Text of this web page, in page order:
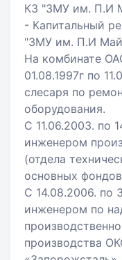
КЗ "ЗМУ им. П.И
- Капитальный
"ЗМУ им. П.И
На комбинате
01.08.1997г по
слесаря по
оборудования.
С 11.06.2003. по
инженером
(отдела
основных
С 14.08.2006. по
инженером по
производства